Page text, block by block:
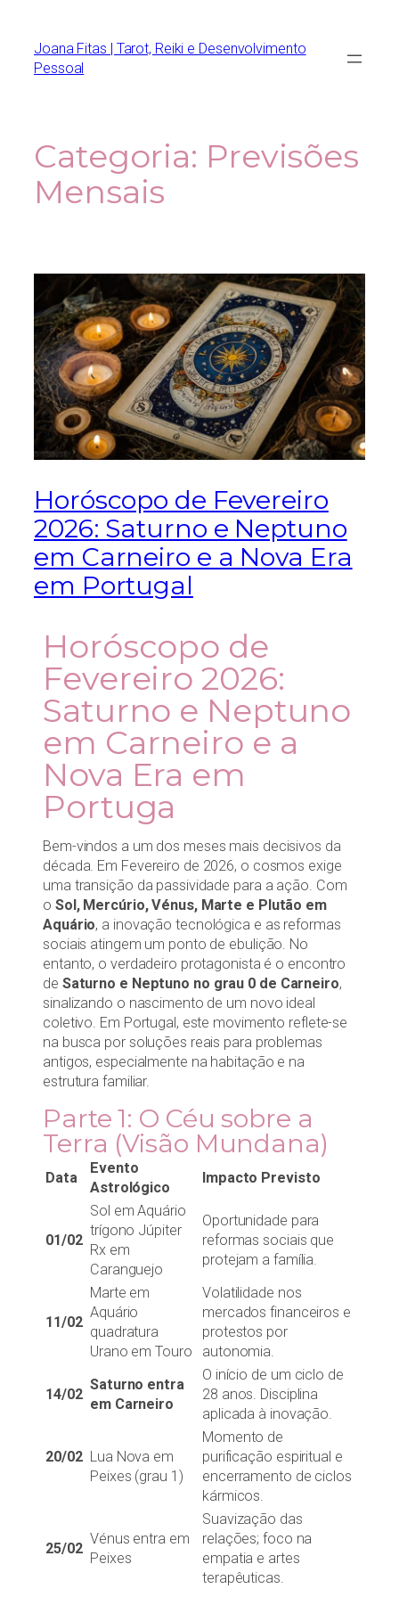
Joana Fitas | Tarot, Reiki e Desenvolvimento
Pessoal
Categoria: Previsões
Mensais
Horóscopo de Fevereiro
2026: Saturno e Neptuno
em Carneiro e a Nova Era
em Portugal
Horóscopo de
Fevereiro 2026:
Saturno e Neptuno
em Carneiro e a
Nova Era em
Portuga
Bem-vindos a um dos meses mais decisivos da
década. Em Fevereiro de 2026, o cosmos exige
uma transição da passividade para a ação. Com
o Sol, Mercúrio, Vénus, Marte e Plutão em
Aquário, a inovação tecnológica e as reformas
sociais atingem um ponto de ebulição. No
entanto, o verdadeiro protagonista é o encontro
de Saturno e Neptuno no grau 0 de Carneiro,
sinalizando o nascimento de um novo ideal
coletivo. Em Portugal, este movimento reflete-se
na busca por soluções reais para problemas
antigos, especialmente na habitação e na
estrutura familiar.
Parte 1: O Céu sobre a
Terra (Visão Mundana)
Data
Evento
Astrológico
Impacto Previsto
01/02
Sol em Aquário
trígono Júpiter
Rx em
Caranguejo
Oportunidade para
reformas sociais que
protejam a família.
11/02
Marte em
Aquário
quadratura
Urano em Touro
Volatilidade nos
mercados financeiros e
protestos por
autonomia.
14/02
Saturno entra
em Carneiro
O início de um ciclo de
28 anos. Disciplina
aplicada à inovação.
20/02 Lua Nova em
Peixes (grau 1)
Momento de
purificação espiritual e
encerramento de ciclos
kármicos.
25/02
Vénus entra em
Peixes
Suavização das
relações; foco na
empatia e artes
terapêuticas.